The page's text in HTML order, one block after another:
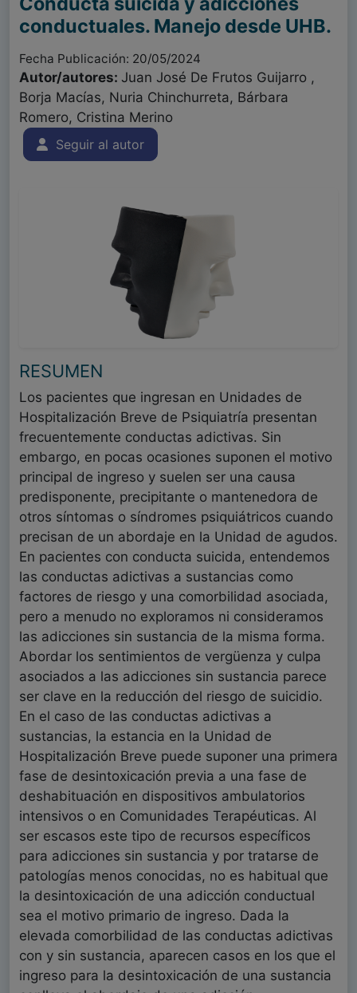
conductuales. Manejo desde UHB.
Fecha Publicación: 20/05/2024
Autor/autores: Juan José De Frutos Guijarro ,
Borja Macías, Nuria Chinchurreta, Bárbara
Romero, Cristina Merino
Seguir al autor
RESUMEN
Los pacientes que ingresan en Unidades de
Hospitalización Breve de Psiquiatría presentan
frecuentemente conductas adictivas. Sin
embargo, en pocas ocasiones suponen el motivo
principal de ingreso y suelen ser una causa
predisponente, precipitante o mantenedora de
otros síntomas o síndromes psiquiátricos cuando
precisan de un abordaje en la Unidad de agudos.
En pacientes con conducta suicida, entendemos
las conductas adictivas a sustancias como
factores de riesgo y una comorbilidad asociada,
pero a menudo no exploramos ni consideramos
las adicciones sin sustancia de la misma forma.
Abordar los sentimientos de vergüenza y culpa
asociados a las adicciones sin sustancia parece
ser clave en la reducción del riesgo de suicidio.
En el caso de las conductas adictivas a
sustancias, la estancia en la Unidad de
Hospitalización Breve puede suponer una primera
fase de desintoxicación previa a una fase de
deshabituación en dispositivos ambulatorios
intensivos o en Comunidades Terapéuticas. Al
ser escasos este tipo de recursos específicos
para adicciones sin sustancia y por tratarse de
patologías menos conocidas, no es habitual que
la desintoxicación de una adicción conductual
sea el motivo primario de ingreso. Dada la
elevada comorbilidad de las conductas adictivas
con y sin sustancia, aparecen casos en los que el
ingreso para la desintoxicación de una sustancia